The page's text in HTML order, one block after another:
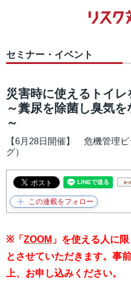
セミナー・イベント
災害時に使えるトイ
～糞尿を除菌し臭気
～
【6月28日開催】 危機管理
グ）
e-
※「 ZOOM 」を使える人に
とさせていただきます。 事
上、お申し込みください。